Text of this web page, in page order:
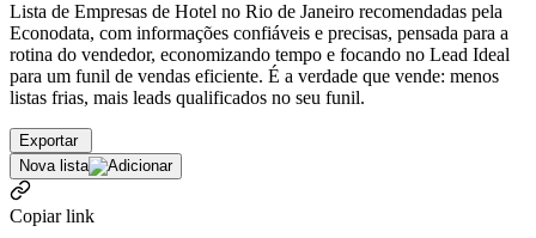
Lista de Empresas de Hotel no Rio de Janeiro recomendadas pela
Econodata, com informações confiáveis e precisas, pensada para a
rotina do vendedor, economizando tempo e focando no Lead Ideal
para um funil de vendas eficiente. É a verdade que vende: menos
listas frias, mais leads qualificados no seu funil.
Exportar
Nova lista
Copiar link